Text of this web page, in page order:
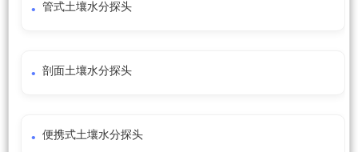
管式土壤水分探头
剖面土壤水分探头
便携式土壤水分探头